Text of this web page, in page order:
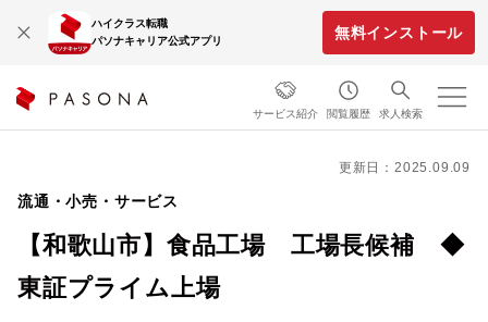
ハイクラス転職
パソナキャリア公式アプリ
無料インストール
サービス紹介 閲覧履歴 求人検索
更新日：2025.09.09
流通・小売・サービス
【和歌山市】食品工場 工場長候補 ◆
東証プライム上場